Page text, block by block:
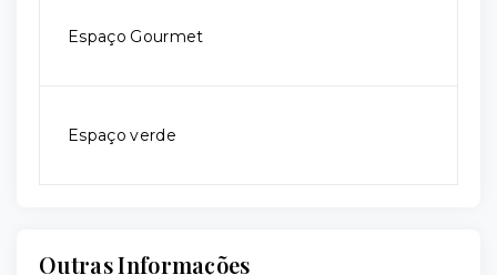
Espaço Gourmet
Espaço verde
Outras Informações